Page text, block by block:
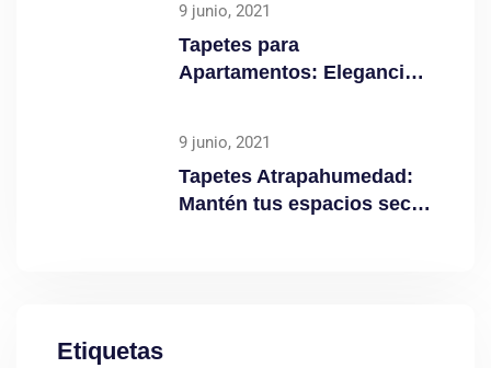
9 junio, 2021
Tapetes para
Apartamentos: Elegancia y
9 junio, 2021
Tapetes Atrapahumedad:
Mantén tus espacios secos
Etiquetas